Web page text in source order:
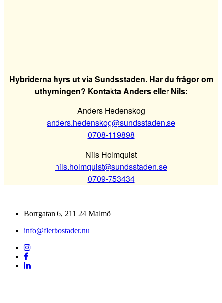
Hybriderna hyrs ut via Sundsstaden. Har du frågor om
uthyrningen? Kontakta Anders eller Nils:
Anders Hedenskog
anders.hedenskog@sundsstaden.se
0708-119898
Nils Holmquist
nils.holmquist@sundsstaden.se
0709-753434
Borrgatan 6, 211 24 Malmö
info@flerbostader.nu